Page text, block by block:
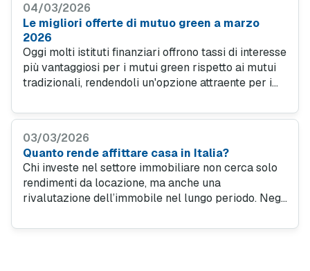
mutuo da una banca all’altra a costo zero,
modificandone i parametri e rendendo così il
trasferimento più vantaggioso.
04/03/2026
Le migliori offerte di mutuo green a marzo
2026
Oggi molti istituti finanziari offrono tassi di interesse
più vantaggiosi per i mutui green rispetto ai mutui
tradizionali, rendendoli un'opzione attraente per i
tassi di interesse: investire in un immobile a basso
bollette mensili.
03/03/2026
Quanto rende affittare casa in Italia?
Chi investe nel settore immobiliare non cerca solo
rendimenti da locazione, ma anche una
rivalutazione dell’immobile nel lungo periodo. Negli
un recupero, con una rivalutazione dei valori che,